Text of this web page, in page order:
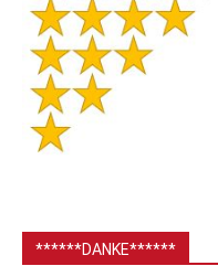
******DANKE******